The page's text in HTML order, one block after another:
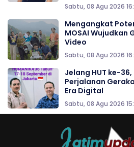
Sabtu, 08 Agu 2026
Mengangkat
MOSAI Wujudkan
Video
Sabtu, 08 Agu 2026
Jelang HUT ke-36,
Perjalanan
Era Digital
Sabtu, 08 Agu 2026